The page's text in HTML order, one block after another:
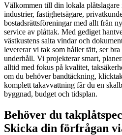
Välkommen till din lokala
industrier, fastighetsägare,
bostadsrättsföreningar med allt från
service av plåttak. Med gediget
västkustens salta vindar och
levererar vi tak som håller tätt, ser
underhåll. Vi projekterar smart,
alltid med fokus på kvalitet,
om du behöver bandtäckning,
komplett takavvattning får du en
byggnad, budget och tidsplan.
Behöver du
Skicka din förfrågan